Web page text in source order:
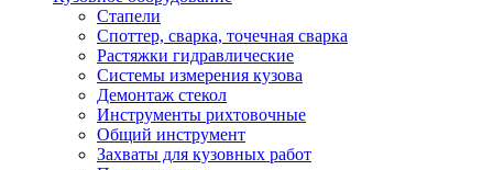
Стапели
Споттер, сварка, точечная сварка
Растяжки гидравлические
Системы измерения кузова
Демонтаж стекол
Инструменты рихтовочные
Общий инструмент
Захваты для кузовных работ